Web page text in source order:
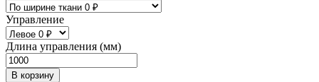
Управление
Длина управления (мм)
В корзину